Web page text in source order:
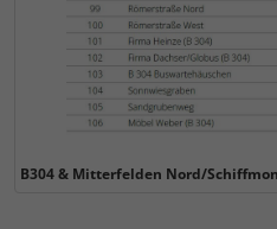
B304 & Mitterfelden Nord/